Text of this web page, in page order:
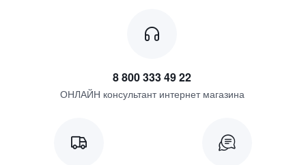
8 800 333 49 22
ОНЛАЙН консультант интернет магазина